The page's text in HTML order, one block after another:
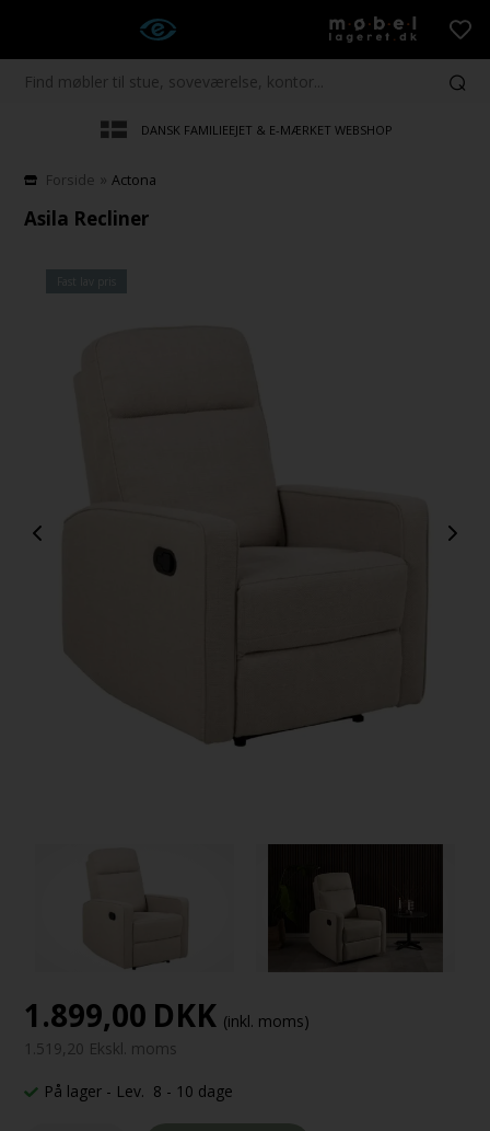
DANSK FAMILIEEJET & E-MÆRKET WEBSHOP
Forside »Actona
Asila Recliner
1.899,00 DKK (inkl. moms)
1.519,20 Ekskl. moms
På lager - Lev. 8 - 10 dage